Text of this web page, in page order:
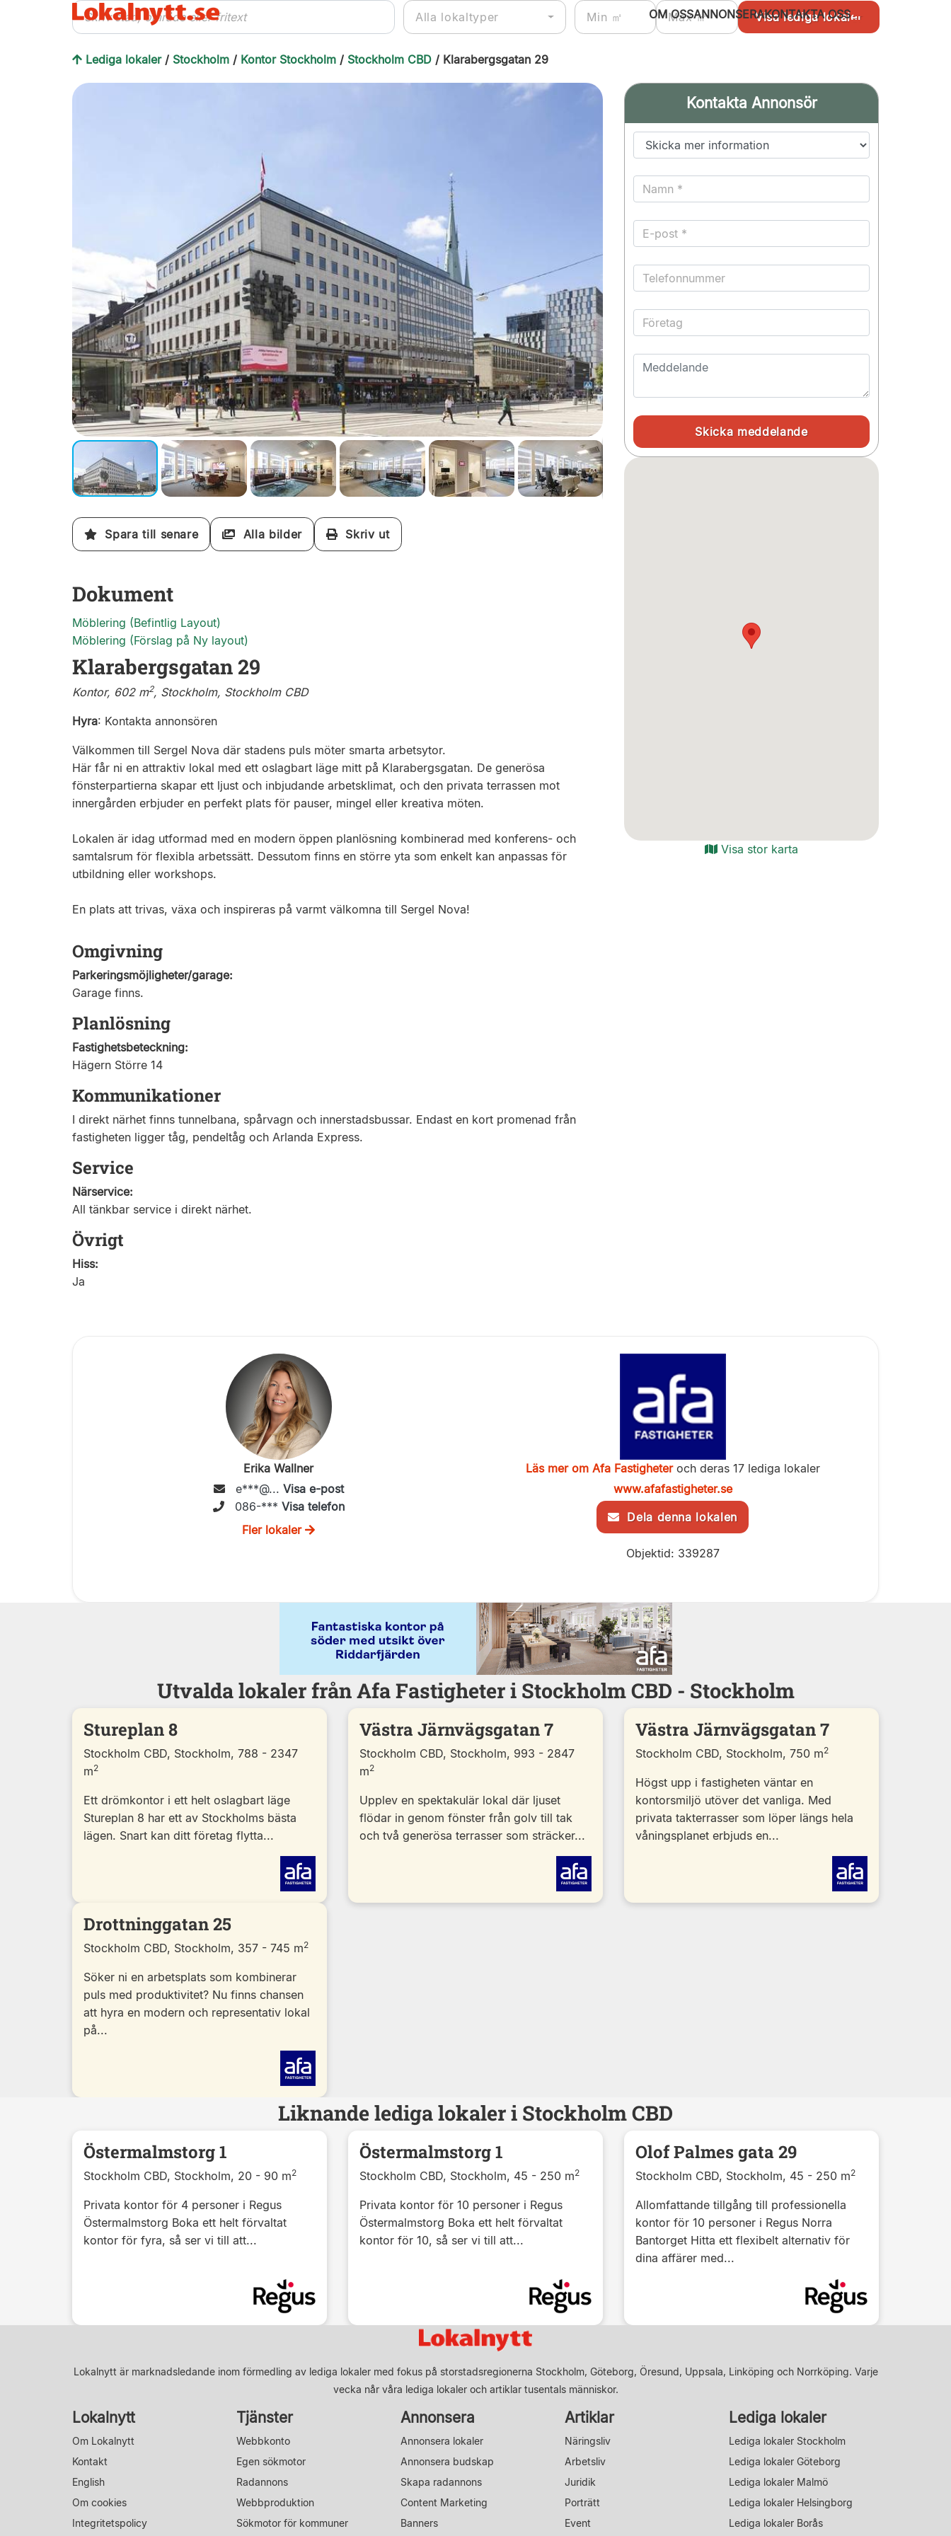
OM OSSANNONSERAKONTAKTA OSS
Alla lokaltyper
Lediga lokaler / Stockholm / Kontor Stockholm / Stockholm CBD / Klarabergsgatan 29
Spara till senare Alla bilder Skriv ut
Dokument
Möblering (Befintlig Layout)
Möblering (Förslag på Ny layout)
Klarabergsgatan 29
Kontor, 602 m2, Stockholm, Stockholm CBD
Hyra: Kontakta annonsören
Välkommen till Sergel Nova där stadens puls möter smarta arbetsytor.
Här får ni en attraktiv lokal med ett oslagbart läge mitt på Klarabergsgatan. De generösa
fönsterpartierna skapar ett ljust och inbjudande arbetsklimat, och den privata terrassen mot
innergården erbjuder en perfekt plats för pauser, mingel eller kreativa möten.
Lokalen är idag utformad med en modern öppen planlösning kombinerad med konferens- och
samtalsrum för flexibla arbetssätt. Dessutom finns en större yta som enkelt kan anpassas för
utbildning eller workshops.
En plats att trivas, växa och inspireras på varmt välkomna till Sergel Nova!
Omgivning
Parkeringsmöjligheter/garage:
Garage finns.
Planlösning
Fastighetsbeteckning:
Hägern Större 14
Kommunikationer
I direkt närhet finns tunnelbana, spårvagn och innerstadsbussar. Endast en kort promenad från
fastigheten ligger tåg, pendeltåg och Arlanda Express.
Service
Närservice:
All tänkbar service i direkt närhet.
Övrigt
Hiss:
Ja
Kontakta Annonsör
Visa stor karta
Erika Wallner
e***@... Visa e-post
086-*** Visa telefon
Fler lokaler
Läs mer om Afa Fastigheteroch deras 17 lediga lokaler
www.afafastigheter.se
Dela denna lokalen
Objektid: 339287
Utvalda lokaler från Afa Fastigheter i Stockholm CBD - Stockholm
Stureplan 8
Stockholm CBD, Stockholm, 788 - 2347
m2
Ett drömkontor i ett helt oslagbart läge
Stureplan 8 har ett av Stockholms bästa
lägen. Snart kan ditt företag flytta...
Västra Järnvägsgatan 7
Stockholm CBD, Stockholm, 993 - 2847
m2
Upplev en spektakulär lokal där ljuset
flödar in genom fönster från golv till tak
och två generösa terrasser som sträcker...
Västra Järnvägsgatan 7
Stockholm CBD, Stockholm, 750 m2
Högst upp i fastigheten väntar en
kontorsmiljö utöver det vanliga. Med
privata takterrasser som löper längs hela
våningsplanet erbjuds en...
Drottninggatan 25
Stockholm CBD, Stockholm, 357 - 745 m2
Söker ni en arbetsplats som kombinerar
puls med produktivitet? Nu finns chansen
att hyra en modern och representativ lokal
på...
Liknande lediga lokaler i Stockholm CBD
Östermalmstorg 1
Stockholm CBD, Stockholm, 20 - 90 m2
Privata kontor för 4 personer i Regus
Östermalmstorg Boka ett helt förvaltat
kontor för fyra, så ser vi till att...
Östermalmstorg 1
Stockholm CBD, Stockholm, 45 - 250 m2
Privata kontor för 10 personer i Regus
Östermalmstorg Boka ett helt förvaltat
kontor för 10, så ser vi till att...
Olof Palmes gata 29
Stockholm CBD, Stockholm, 45 - 250 m2
Allomfattande tillgång till professionella
kontor för 10 personer i Regus Norra
Bantorget Hitta ett flexibelt alternativ för
dina affärer med...
Lokalnytt är marknadsledande inom förmedling av lediga lokaler med fokus på storstadsregionerna Stockholm, Göteborg, Öresund, Uppsala, Linköping och Norrköping. Varje
vecka når våra lediga lokaler och artiklar tusentals människor.
Lokalnytt
Om Lokalnytt
Kontakt
English
Om cookies
Integritetspolicy
Tjänster
Webbkonto
Egen sökmotor
Radannons
Webbproduktion
Sökmotor för kommuner
Annonsera
Annonsera lokaler
Annonsera budskap
Skapa radannons
Content Marketing
Banners
Artiklar
Näringsliv
Arbetsliv
Juridik
Porträtt
Event
Lediga lokaler
Lediga lokaler Stockholm
Lediga lokaler Göteborg
Lediga lokaler Malmö
Lediga lokaler Helsingborg
Lediga lokaler Borås